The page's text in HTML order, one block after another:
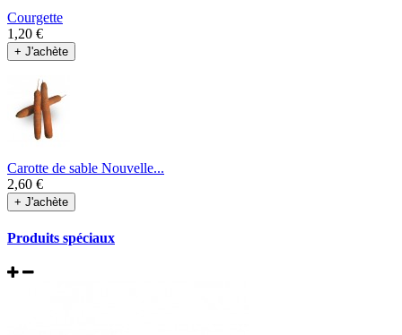
Courgette
1,20 €
+ J'achète
Carotte de sable Nouvelle...
2,60 €
+ J'achète
Produits spéciaux